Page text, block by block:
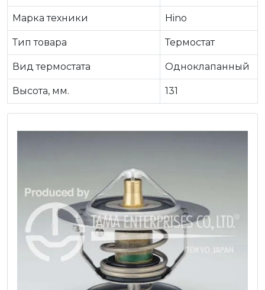
Марка техники Hino
Тип товара Термостат
Вид термостата Одноклапанный
Высота, мм. 131